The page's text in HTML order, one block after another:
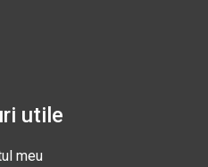
utile
meu